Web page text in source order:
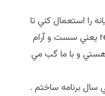
را استعمال كني تا
مردم خسته نشوند زيرا تلوزيون يك رسانه گفتاري است . هر قدر relax يعني سست و آرام
هستي و با ما گب مي
برنامه ساختم .